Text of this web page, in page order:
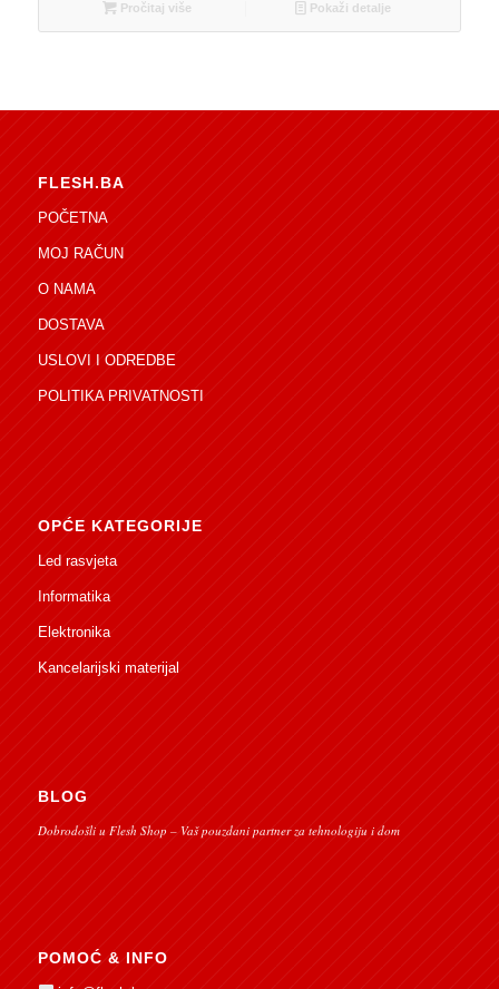
Pročitaj više Pokaži detalje
FLESH.BA
POČETNA
MOJ RAČUN
O NAMA
DOSTAVA
USLOVI I ODREDBE
POLITIKA PRIVATNOSTI
OPĆE KATEGORIJE
Led rasvjeta
Informatika
Elektronika
Kancelarijski materijal
BLOG
Dobrodošli u Flesh Shop – Vaš pouzdani partner za tehnologiju i dom
POMOĆ & INFO